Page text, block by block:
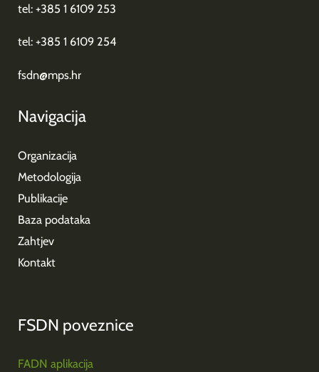
tel: +385 1 6109 253
tel: +385 1 6109 254
fsdn@mps.hr
Navigacija
Organizacija
Metodologija
Publikacije
Baza podataka
Zahtjev
Kontakt
FSDN poveznice
FADN aplikacija